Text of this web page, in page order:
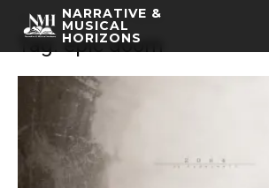
NARRATIVE &
MUSICAL
HORIZONS
Accueil Tags Epic doom
Tag: epic doom